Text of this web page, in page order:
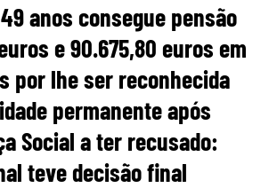
anos consegue pensão
e 90.675,80 euros em
por lhe ser reconhecida
permanente após
Social a ter recusado:
teve decisão final